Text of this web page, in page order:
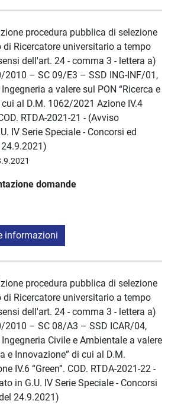
procedura pubblica di selezione
di Ricercatore universitario a tempo
dell'art. 24 - comma 3 - lettera a)
2010 – SC 09/E3 – SSD ING-INF/01,
a valere sul PON “Ricerca e
cui al D.M. 1062/2021 Azione IV.4
RTDA-2021-21 - (Avviso
IV Serie Speciale - Concorsi ed
domande
informazioni
procedura pubblica di selezione
di Ricercatore universitario a tempo
dell'art. 24 - comma 3 - lettera a)
2010 – SC 08/A3 – SSD ICAR/04,
Civile e Ambientale a valere
e Innovazione” di cui al D.M.
IV.6 “Green”. COD. RTDA-2021-22 -
in G.U. IV Serie Speciale - Concorsi
24.9.2021)